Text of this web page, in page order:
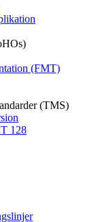
(FMT)
(TMS)
128